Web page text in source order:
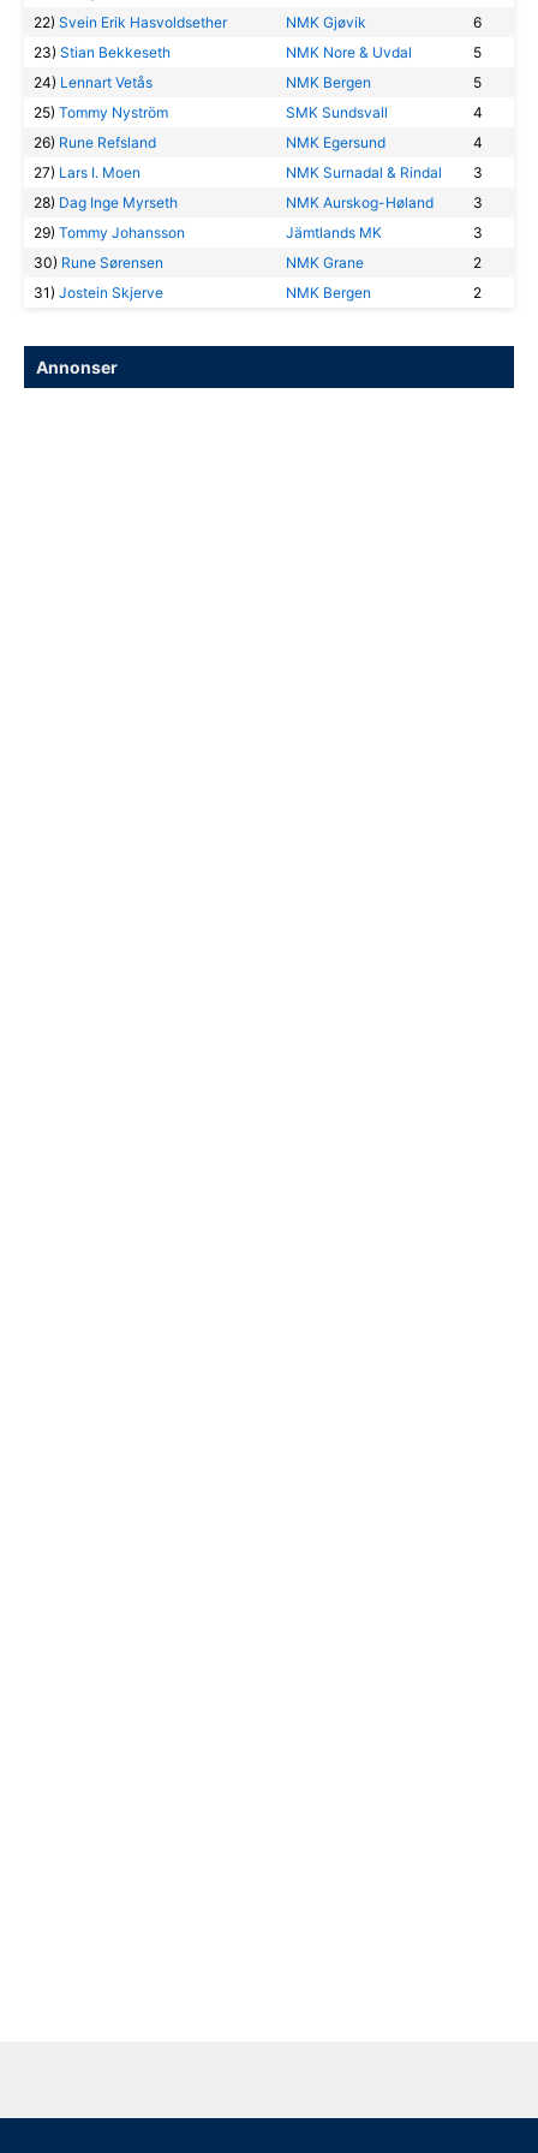
22) Svein Erik Hasvoldsether NMK Gjøvik
6
23) Stian Bekkeseth NMK Nore & Uvdal
5
24) Lennart Vetås NMK Bergen
5
25) Tommy Nyström SMK Sundsvall
4
26) Rune Refsland NMK Egersund
4
27) Lars I. Moen NMK Surnadal & Rindal
3
28) Dag Inge Myrseth NMK Aurskog-Høland
3
29) Tommy Johansson Jämtlands MK
3
30) Rune Sørensen NMK Grane
2
31) Jostein Skjerve NMK Bergen 2
Annonser